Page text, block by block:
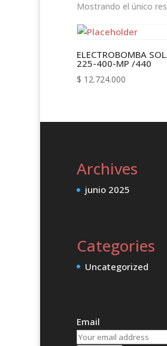
Mostrando el único
ELECTROBOMBA
225-400-MP /440
$ 12.724.000
Archives
junio 2025
Categories
Uncategorized
Email